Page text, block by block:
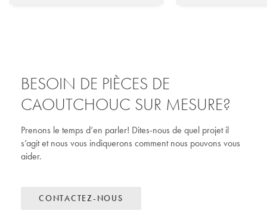
BESOIN DE PIÈCES DE
CAOUTCHOUC SUR MESURE?
Prenons le temps d’en parler! Dites-nous de quel projet il
s’agit et nous vous indiquerons comment nous pouvons vous
aider.
CONTACTEZ-NOUS